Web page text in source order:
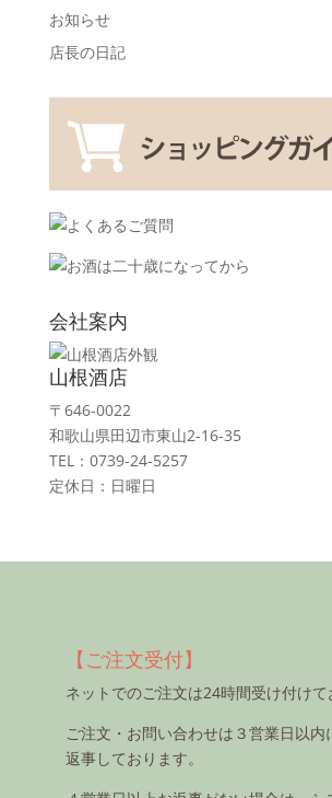
お知らせ
店長の日記
会社案内
山根酒店
〒646-0022
和歌山県田辺市東山2-16-35
TEL：0739-24-5257
定休日：日曜日
【ご注文受付】
ネットでのご注文は24時間受け付けて
ご注文・お問い合わせは３営業日以内
返事しております。